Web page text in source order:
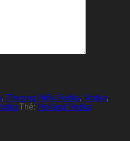
, Thương Hiệu Vodka, Vodka,
Thẻ: Holland Vodka